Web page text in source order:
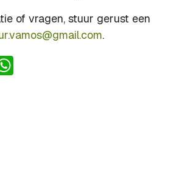
of vragen, stuur gerust een
.